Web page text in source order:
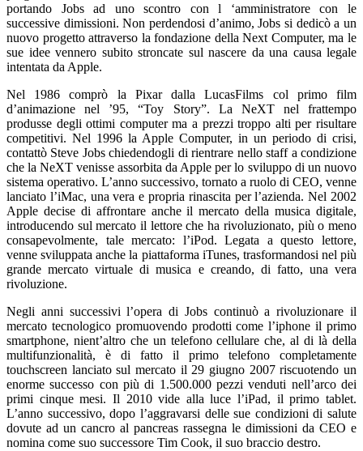
portando Jobs ad uno scontro con l ‘amministratore con le
successive dimissioni. Non perdendosi d’animo, Jobs si dedicò a un
nuovo progetto attraverso la fondazione della Next Computer, ma le
sue idee vennero subito stroncate sul nascere da una causa legale
intentata da Apple.
Nel 1986 comprò la Pixar dalla LucasFilms col primo film
d’animazione nel ’95, “Toy Story”. La NeXT nel frattempo
produsse degli ottimi computer ma a prezzi troppo alti per risultare
competitivi. Nel 1996 la Apple Computer, in un periodo di crisi,
contattò Steve Jobs chiedendogli di rientrare nello staff a condizione
che la NeXT venisse assorbita da Apple per lo sviluppo di un nuovo
sistema operativo. L’anno successivo, tornato a ruolo di CEO, venne
lanciato l’iMac, una vera e propria rinascita per l’azienda. Nel 2002
Apple decise di affrontare anche il mercato della musica digitale,
introducendo sul mercato il lettore che ha rivoluzionato, più o meno
consapevolmente, tale mercato: l’iPod. Legata a questo lettore,
venne sviluppata anche la piattaforma iTunes, trasformandosi nel più
grande mercato virtuale di musica e creando, di fatto, una vera
rivoluzione.
Negli anni successivi l’opera di Jobs continuò a rivoluzionare il
mercato tecnologico promuovendo prodotti come l’iphone il primo
smartphone, nient’altro che un telefono cellulare che, al di là della
multifunzionalità, è di fatto il primo telefono completamente
touchscreen lanciato sul mercato il 29 giugno 2007 riscuotendo un
enorme successo con più di 1.500.000 pezzi venduti nell’arco dei
primi cinque mesi. Il 2010 vide alla luce l’iPad, il primo tablet.
L’anno successivo, dopo l’aggravarsi delle sue condizioni di salute
dovute ad un cancro al pancreas rassegna le dimissioni da CEO e
nomina come suo successore Tim Cook, il suo braccio destro.